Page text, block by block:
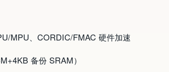
MPU、CORDIC/FMAC 硬件加速
备份 SRAM）